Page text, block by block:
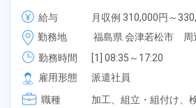
2交替勤務選択可★年間休日120日
備！通勤ラクラク無料送迎あり
活躍中！マイカー通勤OK◎無料駐
費会社負担！日払いあり◎空調完
島県会津若松市》
給与
月収例 310,000円～
時給 1,600円～1,600円
勤務地
福島県 会津若松市　周
勤務時間
[1] 08:35～17:20
[2] 16:55～01:40
[3] 00:30～09:35
雇用形態
派遣社員
職種
加工、 組立・組付け、